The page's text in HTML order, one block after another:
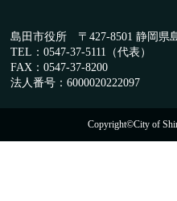
島田市役所 〒427-8501 静岡県
TEL：0547-37-5111（代表）
FAX：0547-37-8200
法人番号：6000020222097
Copyright©City of